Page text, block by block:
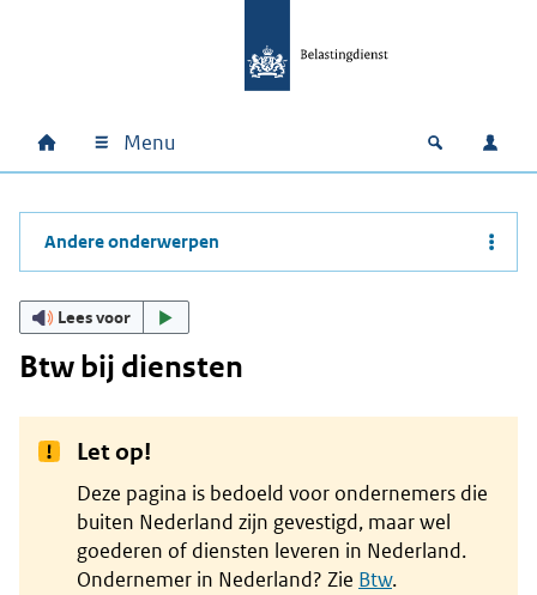
Hoofdnavigatie
Home Menu Open
Andere onderwerpen
Lees voor
Btw bij diensten
Let op!
Deze pagina is bedoeld voor ondernemers die
buiten Nederland zijn gevestigd, maar wel
goederen of diensten leveren in Nederland.
Ondernemer in Nederland? Zie Btw.